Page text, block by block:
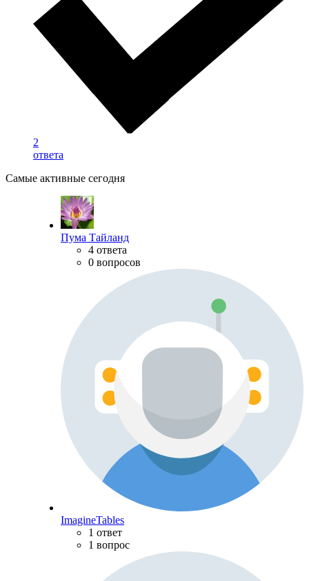
2
ответа
Самые активные сегодня
Пума Тайланд
4 ответа
0 вопросов
ImagineTables
1 ответ
1 вопрос